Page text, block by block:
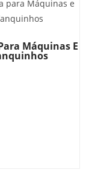
Máquinas E